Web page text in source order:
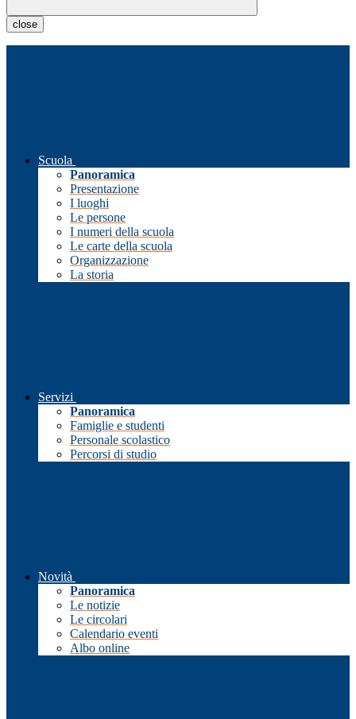
close
Scuola
Panoramica
Presentazione
I luoghi
Le persone
I numeri della scuola
Le carte della scuola
Organizzazione
La storia
Servizi
Panoramica
Famiglie e studenti
Personale scolastico
Percorsi di studio
Novità
Panoramica
Le notizie
Le circolari
Calendario eventi
Albo online